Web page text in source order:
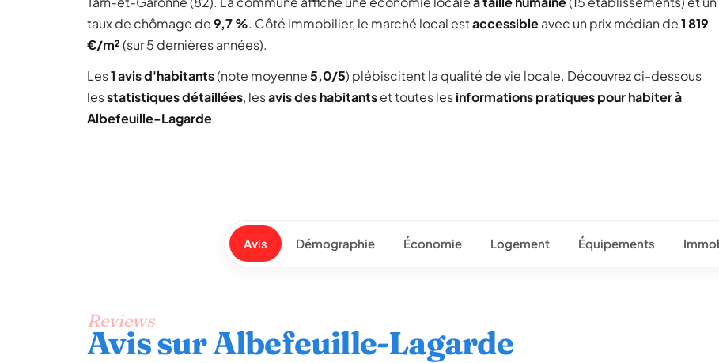
taux de chômage de9,7 %. Côté immobilier, le marché local estaccessibleavec un prix médian de1 819
€/m²(sur 5 dernières années).
Les1 avis d'habitants(note moyenne5,0/5) plébiscitent la qualité de vie locale. Découvrez ci-dessous
lesstatistiques détaillées, lesavis des habitantset toutes lesinformations pratiques pour habiter à
Albefeuille-Lagarde.
Avis Démographie Économie Logement Équipements
Reviews
Avis sur Albefeuille-Lagarde